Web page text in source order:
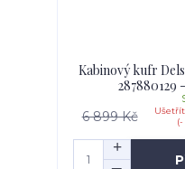
Kabinový kufr
287880129
6 899 Kč
(-